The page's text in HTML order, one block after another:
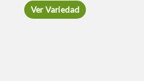
Ver Variedad